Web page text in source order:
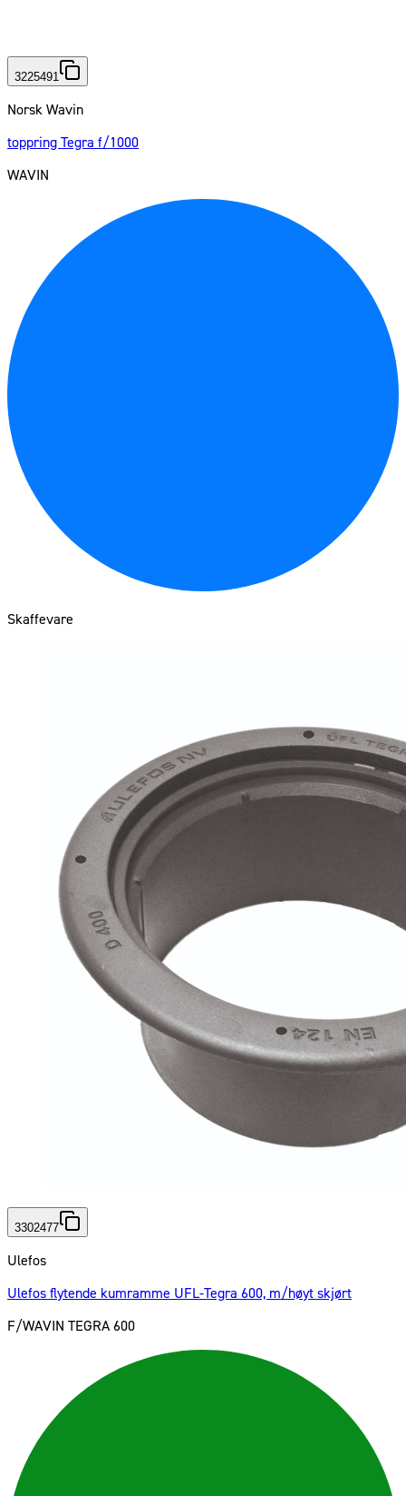
3225491
Norsk Wavin
toppring Tegra f/1000
WAVIN
Skaffevare
3302477
Ulefos
Ulefos flytende kumramme UFL-Tegra 600, m/høyt skjørt
F/WAVIN TEGRA 600